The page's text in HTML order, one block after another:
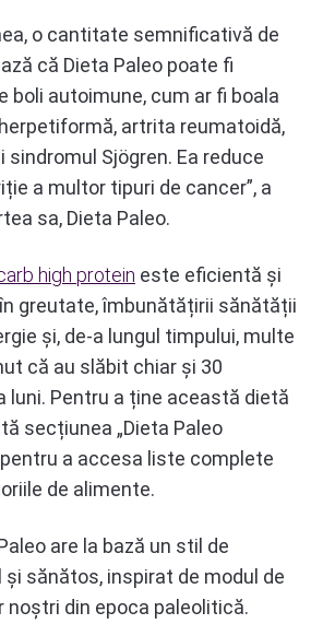
o cantitate semnificativă de
că Dieta Paleo poate fi
boli autoimune, cum ar fi boala
artrita reumatoidă,
Sjögren. Ea reduce
a multor tipuri de cancer”, a
sa, Dieta Paleo.
high protein este eficientă și
greutate, îmbunătățirii sănătății
și, de-a lungul timpului, multe
că au slăbit chiar și 30
luni. Pentru a ține această dietă
secțiunea „Dieta Paleo
a accesa liste complete
de alimente.
are la bază un stil de
sănătos, inspirat de modul de
din epoca paleolitică.